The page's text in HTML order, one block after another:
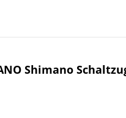
Shimano